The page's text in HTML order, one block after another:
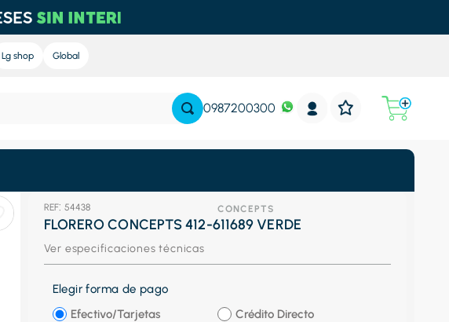
Lg shop Global
0987200300
: 54438 CONCEPTS
FLORERO CONCEPTS 412-611689 VERDE
Ver especificaciones técnicas
Elegir forma de pago
Efectivo/Tarjetas
Crédito Directo